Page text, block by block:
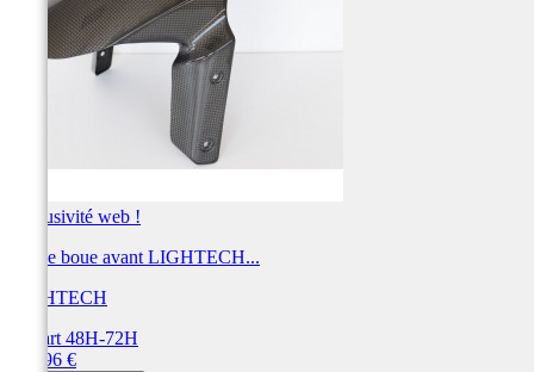
Exclusivité web !
Garde boue avant LIGHTECH...
LIGHTECH
Départ 48H-72H
228,96 €